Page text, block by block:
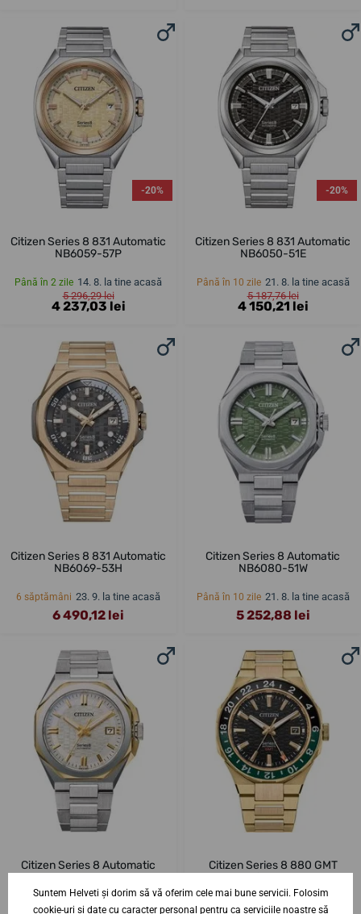
-20%
Citizen Series 8 831 Automatic
NB6059-57P
Până în 2 zile 14. 8. la tine acasă
5 296,29 lei
4 237,03 lei
-20%
Citizen Series 8 831 Automatic
NB6050-51E
Până în 10 zile 21. 8. la tine acasă
5 187,76 lei
4 150,21 lei
Citizen Series 8 831 Automatic
NB6069-53H
6 săptămâni 23. 9. la tine acasă
6 490,12 lei
Citizen Series 8 Automatic
NB6080-51W
Până în 10 zile 21. 8. la tine acasă
5 252,88 lei
Citizen Series 8 Automatic
NB6084-50A
Până în 10 zile 21. 8. la tine acasă
Citizen Series 8 880 GMT
Automatic NB6033-51E
Până în 10 zile 21. 8. la tine acasă
Suntem Helveti și dorim să vă oferim cele mai bune servicii. Folosim
cookie-uri și date cu caracter personal pentru ca serviciile noastre să